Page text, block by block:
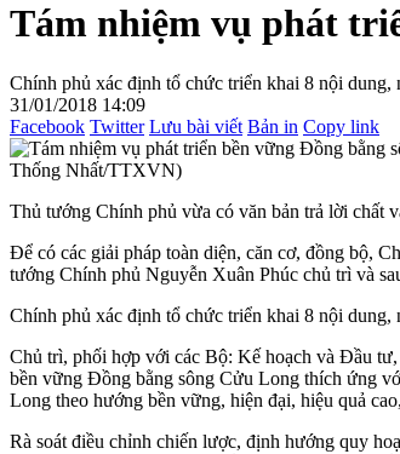
Tám nhiệm vụ phát
Chính phủ xác định tổ chức triển khai 8 nội
31/01/2018 14:09
Facebook Twitter Lưu bài viết Bản in Copy link
Thống Nhất/TTXVN)
Thủ tướng Chính phủ vừa có văn bản trả lời chất
Để có các giải pháp toàn diện, căn cơ, đồng bộ,
tướng Chính phủ Nguyễn Xuân Phúc chủ trì và
Chính phủ xác định tổ chức triển khai 8 nội
Chủ trì, phối hợp với các Bộ: Kế hoạch và Đầu
bền vững Đồng bằng sông Cửu Long thích ứng
Long theo hướng bền vững, hiện đại, hiệu quả
Rà soát điều chỉnh chiến lược, định hướng quy